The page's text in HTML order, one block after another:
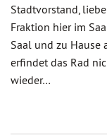
Stadtvorstand,
Fraktion hier im
Saal und zu Hause
erfindet das Rad
wieder…